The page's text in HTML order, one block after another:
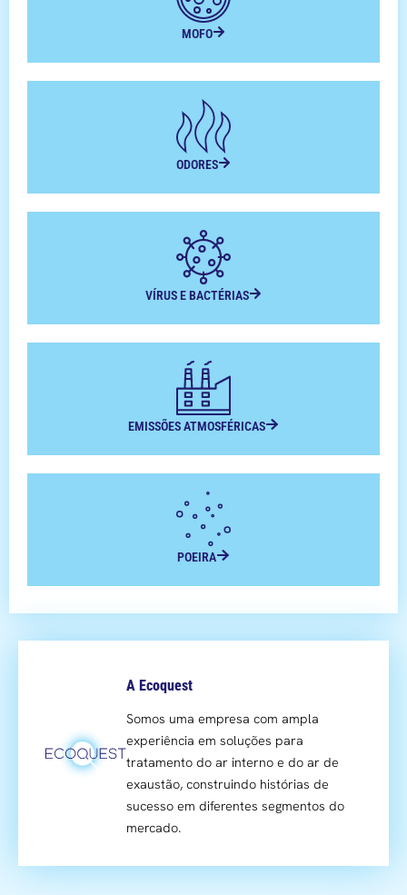
MOFO
ODORES
VÍRUS E BACTÉRIAS
EMISSÕES ATMOSFÉRICAS
POEIRA
A Ecoquest
Somos uma empresa com ampla
experiência em soluções para
tratamento do ar interno e do ar de
exaustão, construindo histórias de
sucesso em diferentes segmentos do
mercado.